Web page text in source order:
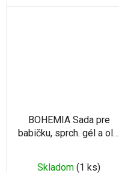
BOHEMIA Sada pre
babičku, sprch. gél a olej
Skladom (1 ks)